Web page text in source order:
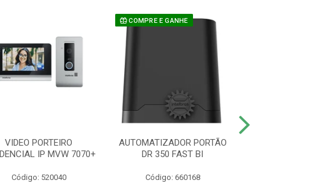
VIDEO PORTEIRO
IP MVW 7070+
Código: 520040
COMPRE E GANHE
AUTOMATIZADOR PORTÃO
DR 350 FAST BI
Código: 660168